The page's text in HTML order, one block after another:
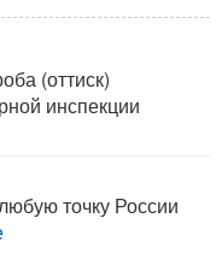
(оттиск)
инспекции
точку России